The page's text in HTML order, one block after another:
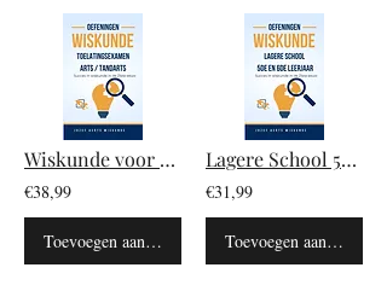
Wiskunde voor Toelatingsexamen Arts Tandarts (Papier)
€38,99
Toevoegen aan winkelwagen
Lagere School 5de en 6de leerjaar (PAPIER) Wiskunde Oefeningen
€31,99
Toevoegen aan